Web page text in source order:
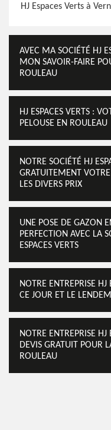
HJ Espaces Verts à
AVEC MA SOCIÉTÉ HJ
MON SAVOIR-FAIRE
ROULEAU
HJ ESPACES VERTS :
PELOUSE EN ROULEAU
NOTRE SOCIÉTÉ HJ
GRATUITEMENT
LES DIVERS PRIX
UNE POSE DE GAZON
PERFECTION AVEC LA
ESPACES VERTS
NOTRE ENTREPRISE HJ
CE JOUR ET LE
NOTRE ENTREPRISE HJ
DEVIS GRATUIT POUR
ROULEAU